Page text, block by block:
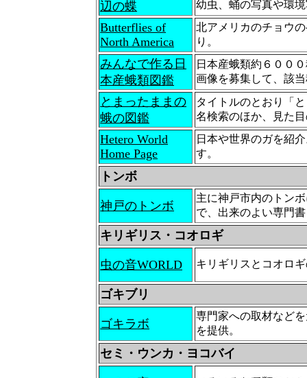
辺の蝶
幼虫、蛹の写真や環
Butterflies of
North America
北アメリカのチョウ
り。
みんなで作る日
本産蛾類図鑑
日本産蛾類約６００
画像を募集して、該
とまったままの
蛾の図鑑
タイトルのとおり「
名検索のほか、見た
Hetero World
Home Page
日本や世界のガを紹
す。
トンボ
神戸のトンボ
主に神戸市内のトン
で、出来のよい専門
キリギリス・コオロギ
虫の音WORLD キリギリスとコオロ
ゴキブリ
ゴキラボ
専門家への取材など
を提供。
セミ・ウンカ・ヨコバイ